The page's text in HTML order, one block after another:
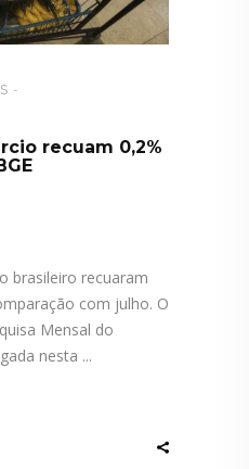
recuam 0,2%
brasileiro recuaram
com julho. O
Mensal do
nesta